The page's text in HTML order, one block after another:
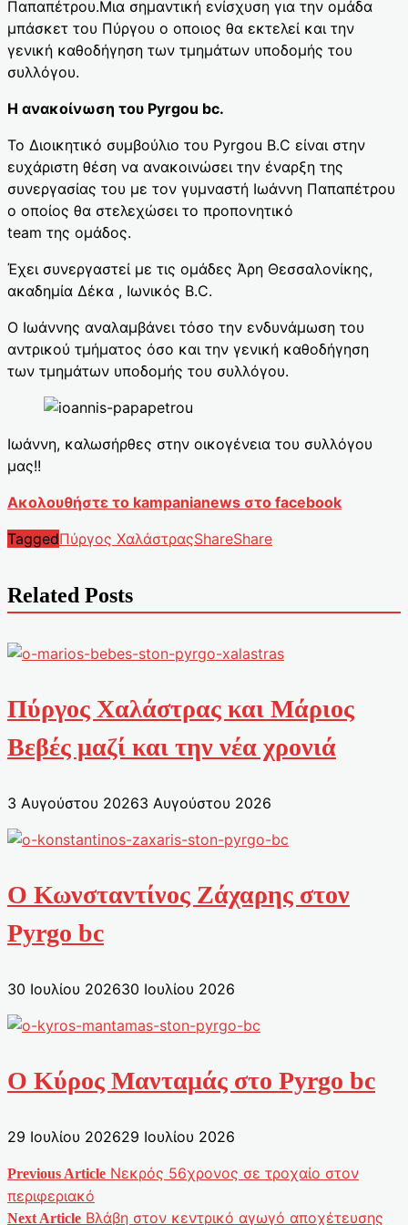
Παπαπέτρου.Μια σημαντική ενίσχυση για την ομάδα
μπάσκετ του Πύργου ο οποιος θα εκτελεί και την
γενική καθοδήγηση των τμημάτων υποδομής του
συλλόγου.
Η ανακοίνωση του Pyrgou bc.
Το Διοικητικό συμβούλιο του Pyrgou B.C είναι στην
ευχάριστη θέση να ανακοινώσει την έναρξη της
συνεργασίας του με τον γυμναστή Ιωάννη Παπαπέτρου
ο οποίος θα στελεχώσει το προπονητικό
team της ομάδος.
Έχει συνεργαστεί με τις ομάδες Άρη Θεσσαλονίκης,
ακαδημία Δέκα , Ιωνικός B.C.
Ο Ιωάννης αναλαμβάνει τόσο την ενδυνάμωση του
αντρικού τμήματος όσο και την γενική καθοδήγηση
των τμημάτων υποδομής του συλλόγου.
Ιωάννη, καλωσήρθες στην οικογένεια του συλλόγου
μας!!
Ακολουθήστε το kampanianews στο facebook
TaggedΠύργος ΧαλάστραςShareShare
Related Posts
Πύργος Χαλάστρας και Μάριος
Βεβές μαζί και την νέα χρονιά
3 Αυγούστου 20263 Αυγούστου 2026
Ο Κωνσταντίνος Ζάχαρης στον
Pyrgo bc
30 Ιουλίου 202630 Ιουλίου 2026
Ο Κύρος Μανταμάς στο Pyrgo bc
29 Ιουλίου 202629 Ιουλίου 2026
Πλοήγηση
Previous Article Νεκρός 56χρονος σε τροχαίο στον
περιφεριακό
Next Article Βλάβη στον κεντρικό αγωγό αποχέτευσης